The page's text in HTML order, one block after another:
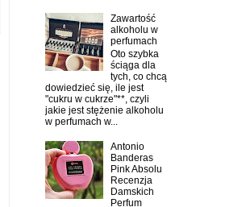
Zawartość
alkoholu w
perfumach
Oto szybka
ściąga dla
tych, co chcą
dowiedzieć się, ile jest
"cukru w cukrze"**, czyli
jakie jest stężenie alkoholu
w perfumach w...
Antonio
Banderas
Pink Absolu
Recenzja
Damskich
Perfum